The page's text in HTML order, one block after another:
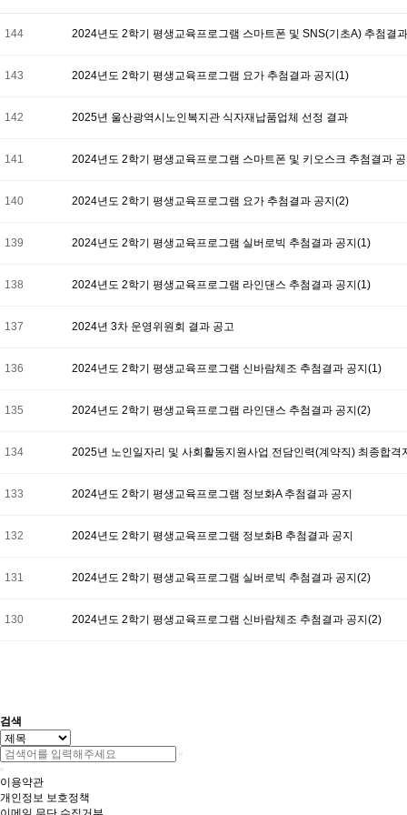
144 2024년도 2학기 평생교육프로그램 스마트폰 및 SNS(기초A) 추첨결
143 2024년도 2학기 평생교육프로그램 요가 추첨결과 공지(1)
142 2025년 울산광역시노인복지관 식자재납품업체 선정 결과
141 2024년도 2학기 평생교육프로그램 스마트폰 및 키오스크 추첨결과 공
140 2024년도 2학기 평생교육프로그램 요가 추첨결과 공지(2)
139 2024년도 2학기 평생교육프로그램 실버로빅 추첨결과 공지(1)
138 2024년도 2학기 평생교육프로그램 라인댄스 추첨결과 공지(1)
137 2024년 3차 운영위원회 결과 공고
136 2024년도 2학기 평생교육프로그램 신바람체조 추첨결과 공지(1)
135 2024년도 2학기 평생교육프로그램 라인댄스 추첨결과 공지(2)
134 2025년 노인일자리 및 사회활동지원사업 전담인력(계약직) 최종합격
133 2024년도 2학기 평생교육프로그램 정보화A 추첨결과 공지
132 2024년도 2학기 평생교육프로그램 정보화B 추첨결과 공지
131 2024년도 2학기 평생교육프로그램 실버로빅 추첨결과 공지(2)
130 2024년도 2학기 평생교육프로그램 신바람체조 추첨결과 공지(2)
검색
이용약관
개인정보 보호정책